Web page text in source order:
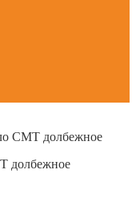
СМТ долбежное
долбежное